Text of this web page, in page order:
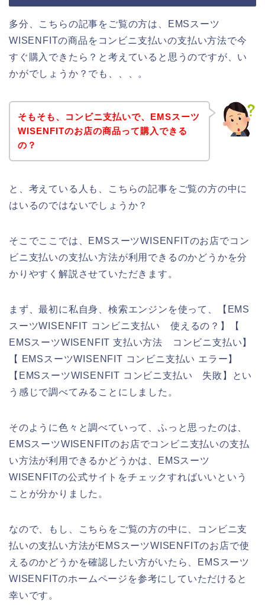
多分、こちらの記事をご覧の方は、EMSスーツ
WISENFITの商品をコンビニ支払いの支払い方法で今
すぐ購入できたら？と考えていると思うのですが、い
かがでしょうか？でも、、、。
そもそも、コンビニ支払いで、EMSスーツ
WISENFITのお店の商品って購入できる
の？
と、考えている人も、こちらの記事をご覧の方の中に
はいるのではないでしょうか？
そこでここでは、EMSスーツWISENFITのお店でコン
ビニ支払いの支払い方法が利用できるのかどうかを分
かりやすく解説させていただきます。
まず、最初に私自身、検索エンジンを使って、【EMS
スーツWISENFIT コンビニ支払い 使えるの？】【
EMSスーツWISENFIT 支払い方法 コンビニ支払い】
【 EMSスーツWISENFIT コンビニ支払い エラー】
【EMSスーツWISENFIT コンビニ支払い 失敗】とい
う感じで調べてみることにしました。
そのように色々と調べていって、ふっと思ったのは、
EMSスーツWISENFITのお店でコンビニ支払いの支払
い方法が利用できるかどうかは、EMSスーツ
WISENFITの公式サイトをチェックすればいいという
ことが分かりました。
なので、もし、こちらをご覧の方の中に、コンビニ支
払いの支払い方法がEMSスーツWISENFITのお店で使
えるのかどうかを確認したい方がいたら、EMSスーツ
WISENFITのホームページを参考にしていただけると
幸いです。